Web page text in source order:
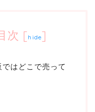
次 [ hide]
はどこで売って